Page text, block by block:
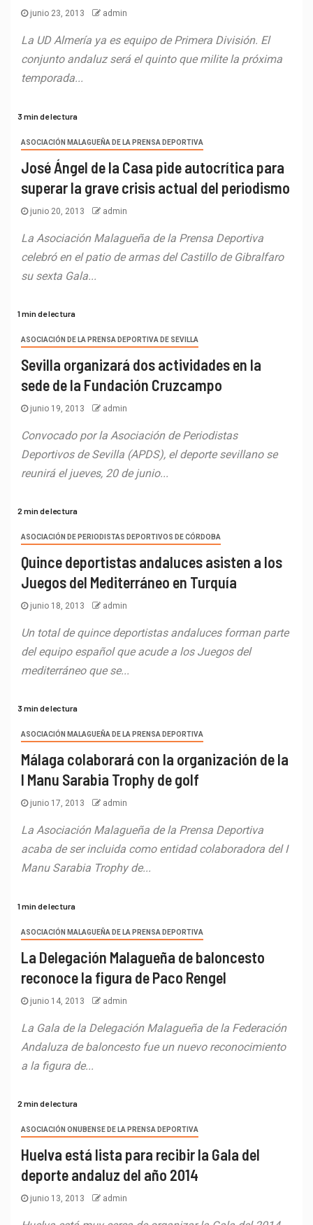
junio 23, 2013 admin
La UD Almería ya es equipo de Primera División. El
conjunto andaluz será el quinto que milite la próxima
temporada...
3 min de lectura
ASOCIACIÓN MALAGUEÑA DE LA PRENSA DEPORTIVA
José Ángel de la Casa pide autocrítica para
superar la grave crisis actual del periodismo
junio 20, 2013 admin
La Asociación Malagueña de la Prensa Deportiva
celebró en el patio de armas del Castillo de Gibralfaro
su sexta Gala...
1 min de lectura
ASOCIACIÓN DE LA PRENSA DEPORTIVA DE SEVILLA
Sevilla organizará dos actividades en la
sede de la Fundación Cruzcampo
junio 19, 2013 admin
Convocado por la Asociación de Periodistas
Deportivos de Sevilla (APDS), el deporte sevillano se
reunirá el jueves, 20 de junio...
2 min de lectura
ASOCIACIÓN DE PERIODISTAS DEPORTIVOS DE CÓRDOBA
Quince deportistas andaluces asisten a los
Juegos del Mediterráneo en Turquía
junio 18, 2013 admin
Un total de quince deportistas andaluces forman parte
del equipo español que acude a los Juegos del
mediterráneo que se...
3 min de lectura
ASOCIACIÓN MALAGUEÑA DE LA PRENSA DEPORTIVA
Málaga colaborará con la organización de la
I Manu Sarabia Trophy de golf
junio 17, 2013 admin
La Asociación Malagueña de la Prensa Deportiva
acaba de ser incluida como entidad colaboradora del I
Manu Sarabia Trophy de...
1 min de lectura
ASOCIACIÓN MALAGUEÑA DE LA PRENSA DEPORTIVA
La Delegación Malagueña de baloncesto
reconoce la figura de Paco Rengel
junio 14, 2013 admin
La Gala de la Delegación Malagueña de la Federación
Andaluza de baloncesto fue un nuevo reconocimiento
a la figura de...
2 min de lectura
ASOCIACIÓN ONUBENSE DE LA PRENSA DEPORTIVA
Huelva está lista para recibir la Gala del
deporte andaluz del año 2014
junio 13, 2013 admin